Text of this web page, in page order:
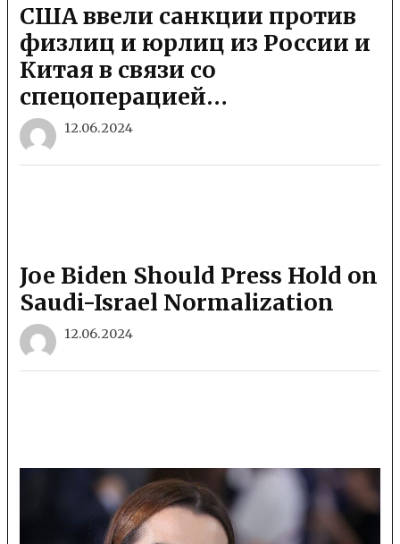
США ввели санкции против
физлиц и юрлиц из России и
Китая в связи со
спецоперацией…
12.06.2024
Joe Biden Should Press Hold on
Saudi-Israel Normalization
12.06.2024